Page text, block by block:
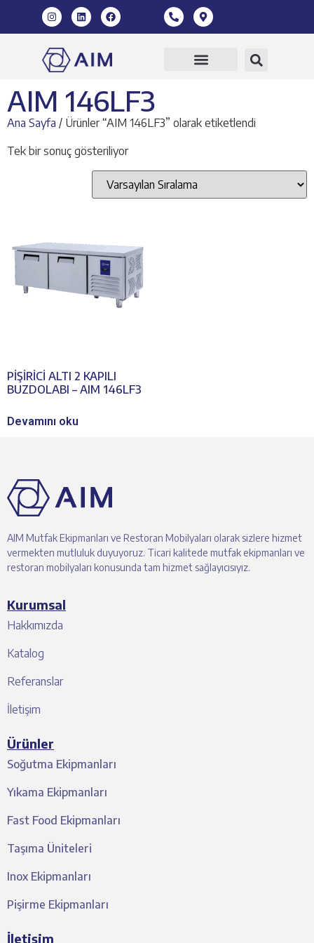
AIM 146LF3
Ana Sayfa / Ürünler “AIM 146LF3” olarak etiketlendi
Tek bir sonuç gösteriliyor
PİŞİRİCİ ALTI 2 KAPILI
BUZDOLABI – AIM 146LF3
Devamını oku
AIM Mutfak Ekipmanları ve Restoran Mobilyaları olarak sizlere hizmet
vermekten mutluluk duyuyoruz. Ticari kalitede mutfak ekipmanları ve
restoran mobilyaları konusunda tam hizmet sağlayıcısıyız.
Kurumsal
Hakkımızda
Katalog
Referanslar
İletişim
Ürünler
Soğutma Ekipmanları
Yıkama Ekipmanları
Fast Food Ekipmanları
Taşıma Üniteleri
Inox Ekipmanları
Pişirme Ekipmanları
İletişim